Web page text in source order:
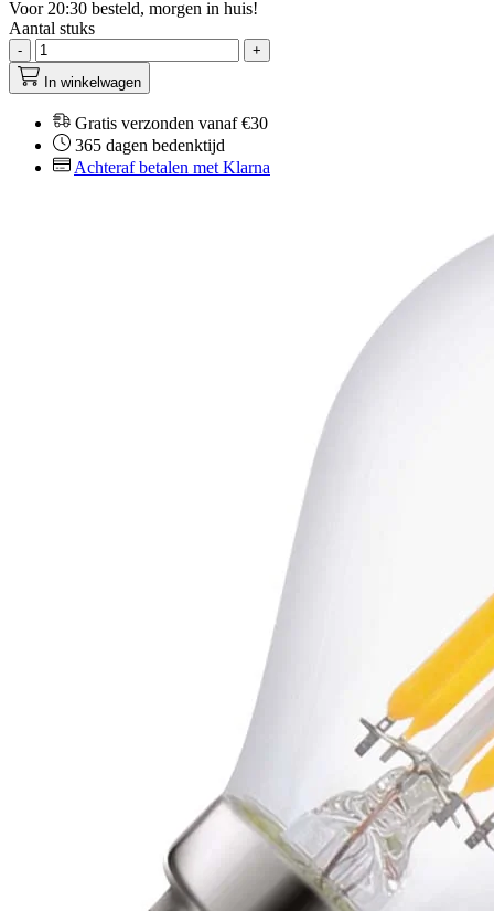
Voor 20:30 besteld, morgen in huis!
Aantal stuks
-
+
In winkelwagen
Gratis verzonden vanaf €30
365 dagen bedenktijd
Achteraf betalen met Klarna